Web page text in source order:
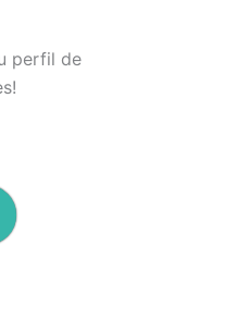
perfil de